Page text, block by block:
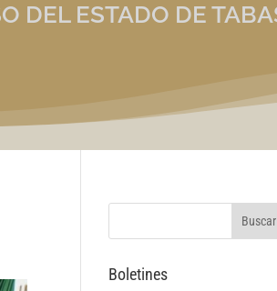
DEL ESTADO DE
Boletines